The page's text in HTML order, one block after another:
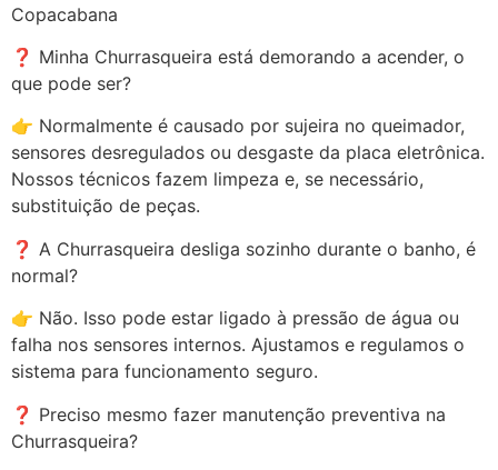
Copacabana
❓ Minha Churrasqueira está demorando a acender, o
que pode ser?
👉 Normalmente é causado por sujeira no queimador,
sensores desregulados ou desgaste da placa eletrônica.
Nossos técnicos fazem limpeza e, se necessário,
substituição de peças.
❓ A Churrasqueira desliga sozinho durante o banho, é
normal?
👉 Não. Isso pode estar ligado à pressão de água ou
falha nos sensores internos. Ajustamos e regulamos o
sistema para funcionamento seguro.
❓ Preciso mesmo fazer manutenção preventiva na
Churrasqueira?